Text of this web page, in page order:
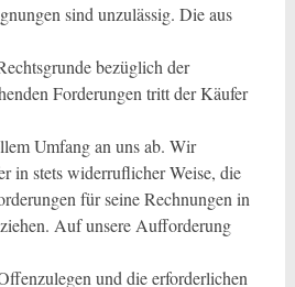
sind unzulässig. Die aus
bezüglich der
Forderungen tritt der Käufer
Umfang an uns ab. Wir
in stets widerruflicher Weise, die
für seine Rechnungen in
Auf unsere Aufforderung
und die erforderlichen